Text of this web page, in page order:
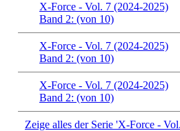
X-Force - Vol. 7 (2024-2025)
Band 2: (von 10)
X-Force - Vol. 7 (2024-2025)
Band 2: (von 10)
X-Force - Vol. 7 (2024-2025)
Band 2: (von 10)
Zeige alles der Serie 'X-Force -